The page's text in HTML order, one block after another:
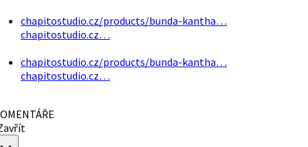
chapitostudio.cz/products/bunda-kantha…
chapitostudio.cz…
chapitostudio.cz/products/bunda-kantha…
chapitostudio.cz…